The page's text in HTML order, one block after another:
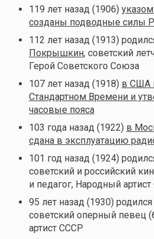
119 лет назад (1906)
созданы подводные силы
112 лет назад (1913)
Покрышкин, советский
Герой Советского Союза
107 лет назад (1918) в США
Стандартном Времени и
часовые пояса
103 года назад (1922) в
сдана в эксплуатацию
101 год назад (1924)
советский и российский
и педагог, Народный
95 лет назад (1930) родился
советский оперный певец
артист СССР